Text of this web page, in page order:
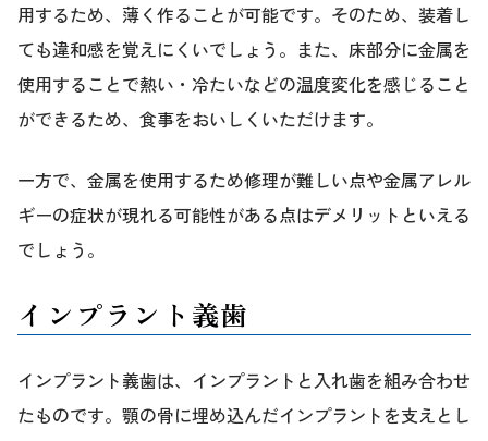
用するため、薄く作ることが可能です。そのため、装着し
ても違和感を覚えにくいでしょう。また、床部分に金属を
使用することで熱い・冷たいなどの温度変化を感じること
ができるため、食事をおいしくいただけます。
一方で、金属を使用するため修理が難しい点や金属アレル
ギーの症状が現れる可能性がある点はデメリットといえる
でしょう。
インプラント義歯
インプラント義歯は、インプラントと入れ歯を組み合わせ
たものです。顎の骨に埋め込んだインプラントを支えとし